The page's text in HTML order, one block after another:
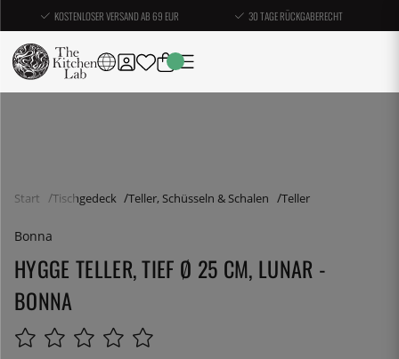
KOSTENLOSER VERSAND AB 69 EUR 30 TAGE RÜCKGABERECHT
Start Tischgedeck Teller, Schüsseln & Schalen Teller
Bonna
HYGGE TELLER, TIEF Ø 25 CM, LUNAR -
BONNA